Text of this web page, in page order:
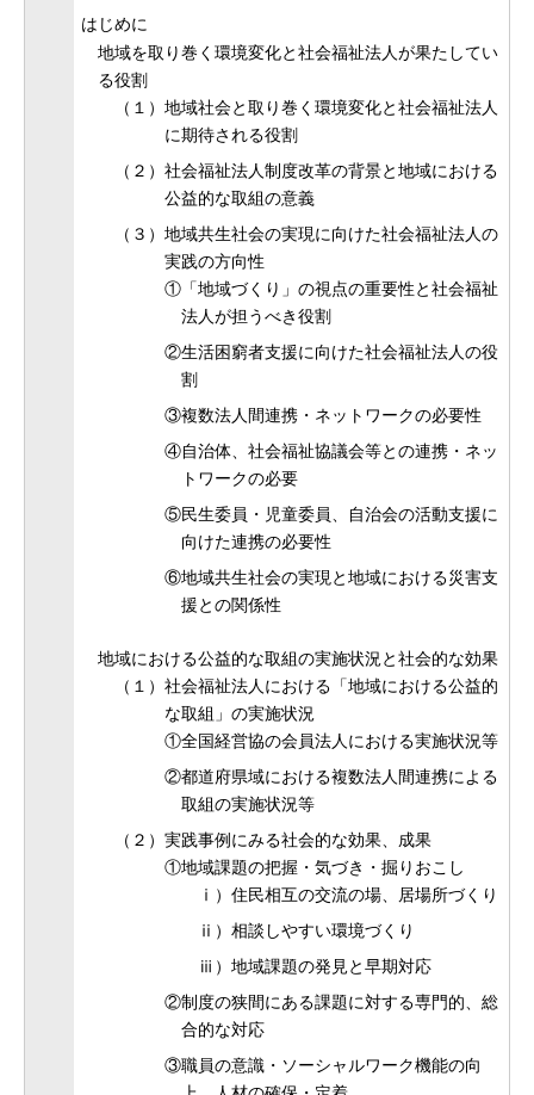
はじめに
地域を取り巻く環境変化と社会福祉法人が果たしてい
る役割
（１）地域社会と取り巻く環境変化と社会福祉法人
に期待される役割
（２）社会福祉法人制度改革の背景と地域における
公益的な取組の意義
（３）地域共生社会の実現に向けた社会福祉法人の
実践の方向性
①「地域づくり」の視点の重要性と社会福祉
法人が担うべき役割
②生活困窮者支援に向けた社会福祉法人の役
割
③複数法人間連携・ネットワークの必要性
④自治体、社会福祉協議会等との連携・ネッ
トワークの必要
⑤民生委員・児童委員、自治会の活動支援に
向けた連携の必要性
⑥地域共生社会の実現と地域における災害支
援との関係性
地域における公益的な取組の実施状況と社会的な効果
（１）社会福祉法人における「地域における公益的
な取組」の実施状況
①全国経営協の会員法人における実施状況等
②都道府県域における複数法人間連携による
取組の実施状況等
（２）実践事例にみる社会的な効果、成果
①地域課題の把握・気づき・掘りおこし
ⅰ）住民相互の交流の場、居場所づくり
ⅱ）相談しやすい環境づくり
ⅲ）地域課題の発見と早期対応
②制度の狭間にある課題に対する専門的、総
合的な対応
③職員の意識・ソーシャルワーク機能の向